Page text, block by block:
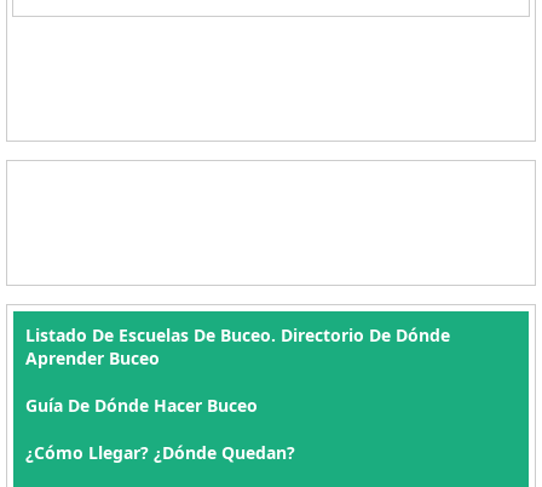
Listado De Escuelas De Buceo. Directorio De Dónde
Aprender Buceo
Guía De Dónde Hacer Buceo
¿Cómo Llegar? ¿Dónde Quedan?